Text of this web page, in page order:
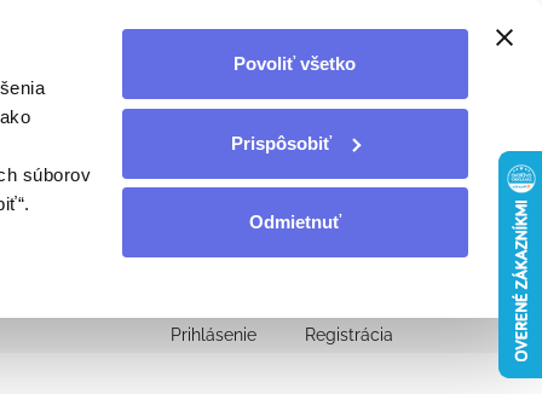
súborov
Povoliť všetko
Prispôsobiť
Odmietnuť
Moja objednávka
Prihlásenie Registrácia